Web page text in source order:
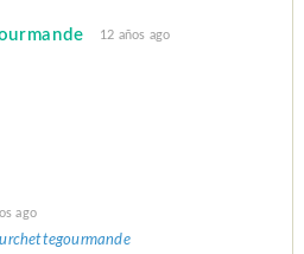
12 años ago
ago